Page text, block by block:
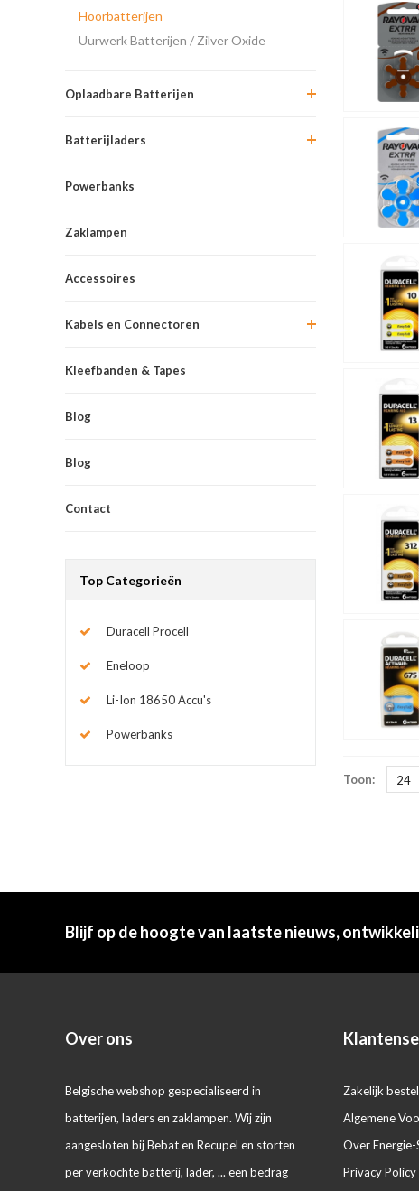
Hoorbatterijen
Uurwerk Batterijen / Zilver Oxide
Oplaadbare Batterijen
Batterijladers
Powerbanks
Zaklampen
Accessoires
Kabels en Connectoren
Kleefbanden & Tapes
Blog
Blog
Contact
Top Categorieën
Duracell Procell
Eneloop
Li-Ion 18650 Accu's
Powerbanks
Toon: 24
Blijf op de hoogte van laatste nieuws,
Over ons
Belgische webshop gespecialiseerd in
batterijen, laders en zaklampen. Wij zijn
aangesloten bij Bebat en Recupel en storten
per verkochte batterij, lader, ... een bedrag
Zakelijk
Algemene
Over Energie-
Privacy Policy